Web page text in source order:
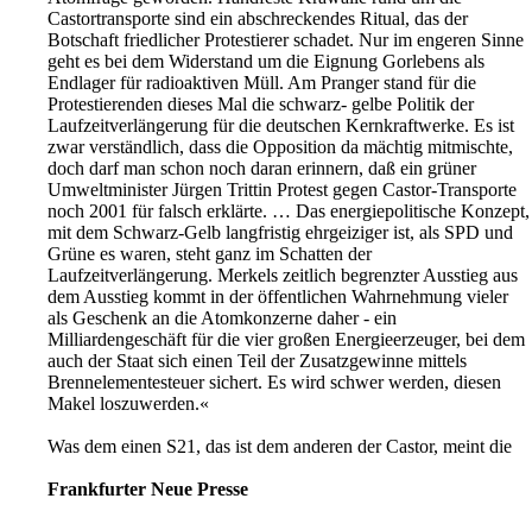
Castortransporte sind ein abschreckendes Ritual, das der
Botschaft friedlicher Protestierer schadet. Nur im engeren Sinne
geht es bei dem Widerstand um die Eignung Gorlebens als
Endlager für radioaktiven Müll. Am Pranger stand für die
Protestierenden dieses Mal die schwarz- gelbe Politik der
Laufzeitverlängerung für die deutschen Kernkraftwerke. Es ist
zwar verständlich, dass die Opposition da mächtig mitmischte,
doch darf man schon noch daran erinnern, daß ein grüner
Umweltminister Jürgen Trittin Protest gegen Castor-Transporte
noch 2001 für falsch erklärte. … Das energiepolitische Konzept,
mit dem Schwarz-Gelb langfristig ehrgeiziger ist, als SPD und
Grüne es waren, steht ganz im Schatten der
Laufzeitverlängerung. Merkels zeitlich begrenzter Ausstieg aus
dem Ausstieg kommt in der öffentlichen Wahrnehmung vieler
als Geschenk an die Atomkonzerne daher - ein
Milliardengeschäft für die vier großen Energieerzeuger, bei dem
auch der Staat sich einen Teil der Zusatzgewinne mittels
Brennelementesteuer sichert. Es wird schwer werden, diesen
Makel loszuwerden.«
Was dem einen S21, das ist dem anderen der Castor, meint die
Frankfurter Neue Presse